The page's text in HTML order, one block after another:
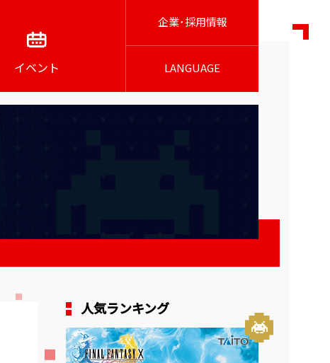
イベント
企業･採用情報
LANGUAGE
人気ランキング